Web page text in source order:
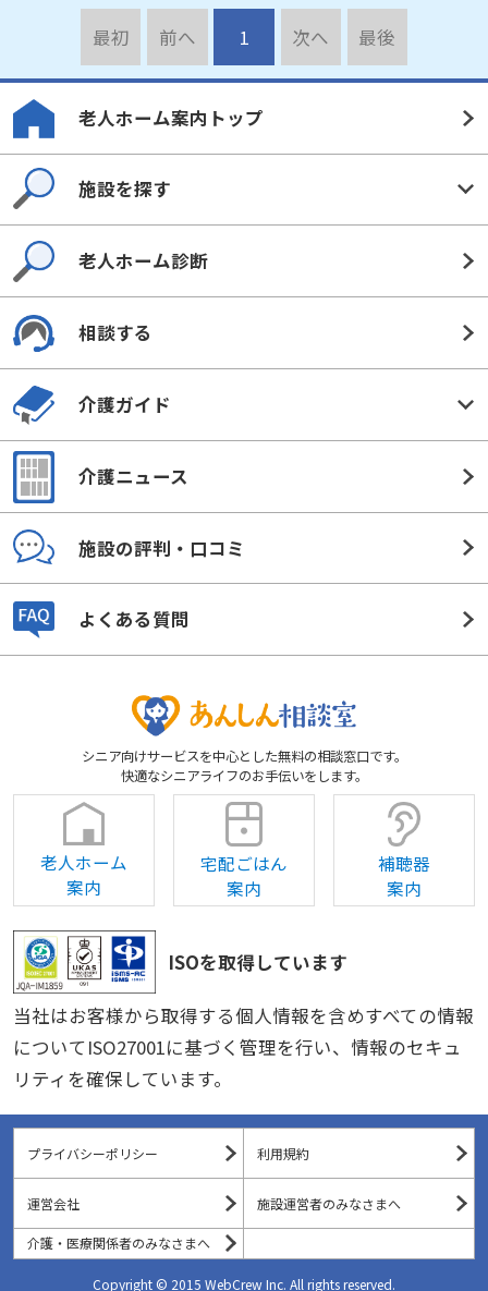
最初
前へ 1 次へ 最後
老人ホーム案内トップ
施設を探す
老人ホーム診断
相談する
介護ガイド
介護ニュース
施設の評判・口コミ
よくある質問
シニア向けサービスを中心とした無料の相談窓口です。
快適なシニアライフのお手伝いをします。
老人ホーム
案内
宅配ごはん
案内
補聴器
案内
ISOを取得しています
当社はお客様から取得する個人情報を含めすべての情報
についてISO27001に基づく管理を行い、情報のセキュ
リティを確保しています。
プライバシーポリシー 利用規約
運営会社 施設運営者のみなさまへ
介護・医療関係者のみなさまへ
Copyright © 2015 WebCrew Inc. All rights reserved.